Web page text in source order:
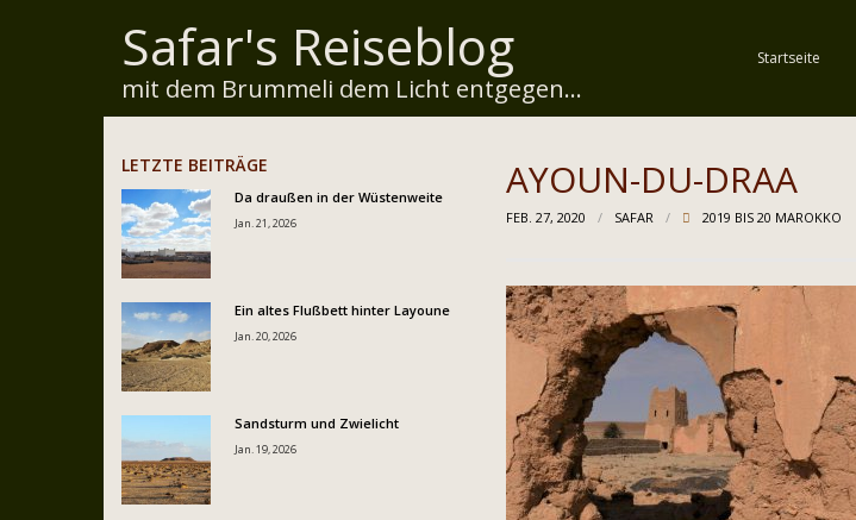
Safar's Reiseblog
mit dem Brummeli dem Licht entgegen...
Startseite
AYOUN-DU-DRAA
FEB. 27, 2020 SAFAR 2019 BIS 20 MAROKKO
LETZTE BEITRÄGE
Da draußen in der Wüstenweite
Jan. 21, 2026
Ein altes Flußbett hinter Layoune
Jan. 20, 2026
Sandsturm und Zwielicht
Jan. 19, 2026